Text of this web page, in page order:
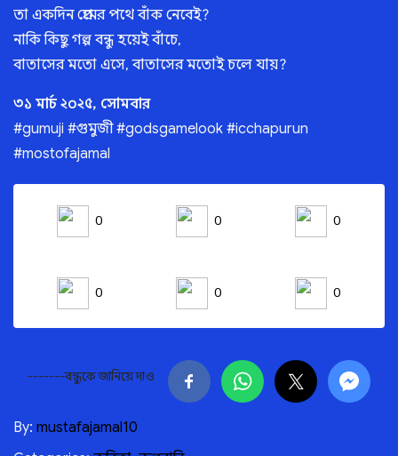
তা একদিন প্রেমের পথে বাঁক নেবেই?
নাকি কিছু গল্প বন্ধু হয়েই বাঁচে,
বাতাসের মতো এসে, বাতাসের মতোই চলে যায়?
৩১ মার্চ ২০২৫, সোমবার
#gumuji #গুমুজী #godsgamelook #icchapurun
#mostofajamal
0 0 0
0 0 0
-------বন্ধুকে জানিয়ে দাও
By: mustafajamal10